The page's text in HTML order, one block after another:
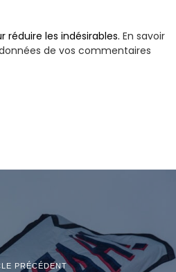
réduire les indésirables.En savoir
de vos commentaires
PRÉCÉDENT